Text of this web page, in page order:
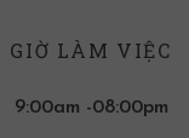
GIỜ LÀM VIỆC
9:00am -08:00pm